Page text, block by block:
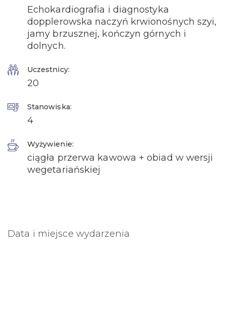
Echokardiografia i diagnostyka
dopplerowska naczyń krwionośnych szyi,
jamy brzusznej, kończyn górnych i
dolnych.
Uczestnicy:
20
Stanowiska:
4
Wyżywienie:
ciągła przerwa kawowa + obiad w wersji
wegetariańskiej
Data i miejsce wydarzenia